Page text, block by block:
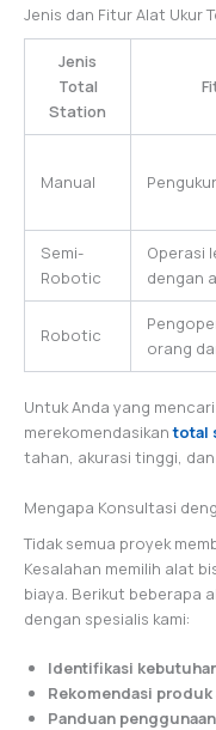
Jenis dan Fitur Alat Ukur
Jenis
Total
Station
Manual
Semi-
Robotic
Operasi
dengan
Robotic
orang
Untuk Anda yang
merekomendasikantotal
tahan, akurasi tinggi,
Mengapa Konsultasi
Tidak semua proyek
Kesalahan memilih alat
biaya. Berikut beberapa
dengan spesialis kami:
Identifikasi
Rekomendasi
Panduan